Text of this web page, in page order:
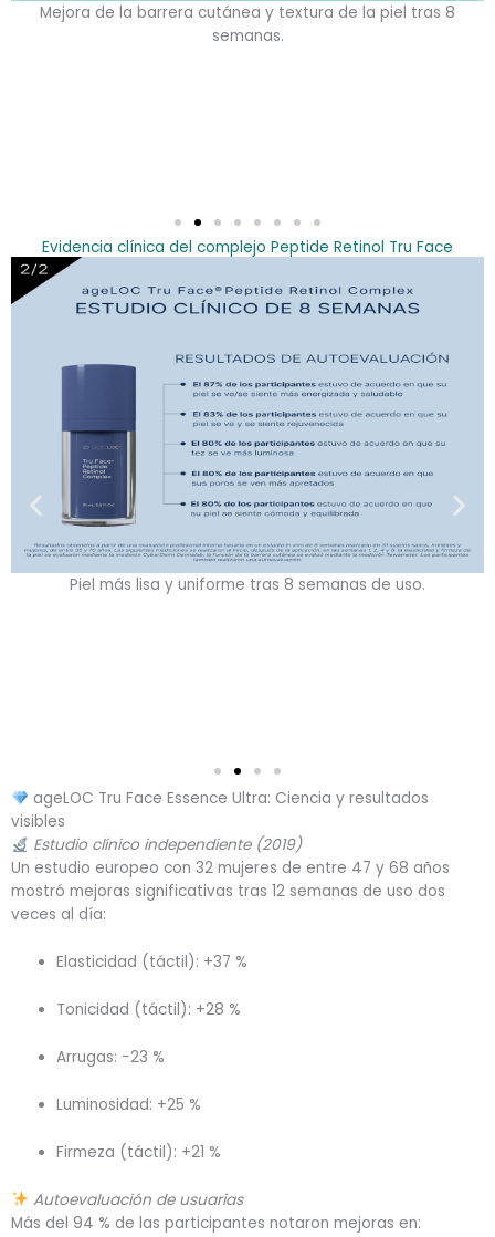
Mejora de la barrera cutánea y textura de la piel tras 8
semanas.
Evidencia clínica del complejo Peptide Retinol Tru Face
Piel más lisa y uniforme tras 8 semanas de uso.
ageLOC Tru Face Essence Ultra: Ciencia y resultados
visibles
Estudio clínico independiente (2019)
Un estudio europeo con 32 mujeres de entre 47 y 68 años
mostró mejoras significativas tras 12 semanas de uso dos
veces al día:
Elasticidad (táctil): +37 %
Tonicidad (táctil): +28 %
Arrugas: −23 %
Luminosidad: +25 %
Firmeza (táctil): +21 %
Autoevaluación de usuarias
Más del 94 % de las participantes notaron mejoras en: